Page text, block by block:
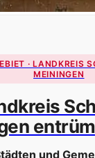
· LANDKREIS
MEININGEN
und